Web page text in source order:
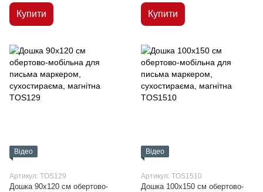
Купити Купити
Відео
Артикул: TOS129
Дошка 90x120 см обертово-
Відео
Артикул: TOS1510
Дошка 100x150 см обертово-